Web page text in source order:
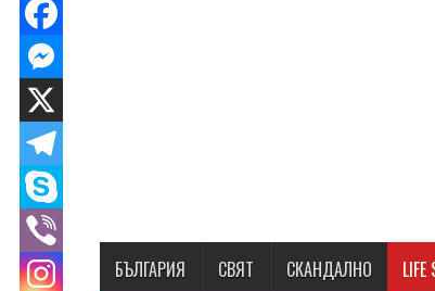
БЪЛГАРИЯ СВЯТ СКАНДАЛНО LIFE